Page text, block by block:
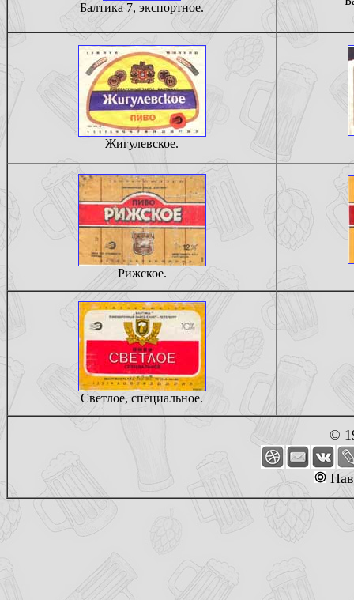
Балтика 7, экспортное.
Жигулевское.
Рижское.
Светлое, специальное.
©